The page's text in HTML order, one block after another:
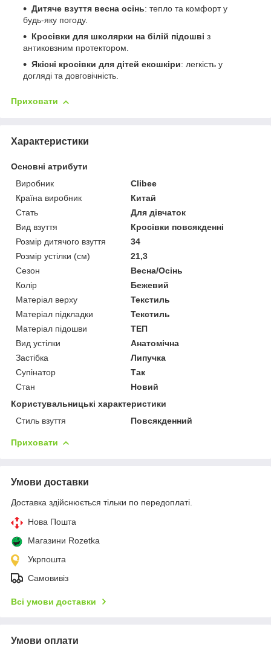
Дитяче взуття весна осінь: тепло та комфорт у
будь-яку погоду.
Кросівки для школярки на білій підошві з
антиковзним протектором.
Якісні кросівки для дітей екошкіри: легкість у
догляді та довговічність.
Приховати
Характеристики
Основні атрибути
Виробник
Clibee
Країна виробник
Китай
Стать
Для дівчаток
Вид взуття
Кросівки повсякденні
Розмір дитячого взуття
34
Розмір устілки (см)
21,3
Сезон
Весна/Осінь
Колір
Бежевий
Матеріал верху
Текстиль
Матеріал підкладки
Текстиль
Матеріал підошви
ТЕП
Вид устілки
Анатомічна
Застібка
Липучка
Супінатор
Так
Стан
Новий
Користувальницькі характеристики
Стиль взуття
Повсякденний
Приховати
Умови доставки
Доставка здійснюється тільки по передоплаті.
Нова Пошта
Магазини Rozetka
Укрпошта
Самовивіз
Всі умови доставки
Умови оплати